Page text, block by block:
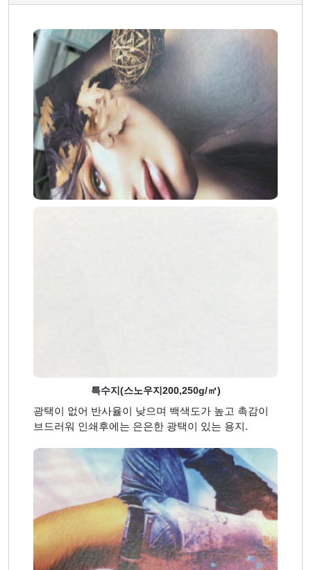
특수지(스노우지200,250g/㎡)
광택이 없어 반사율이 낮으며 백색도가 높고 촉감이
브드러워 인쇄후에는 은은한 광택이 있는 용지.